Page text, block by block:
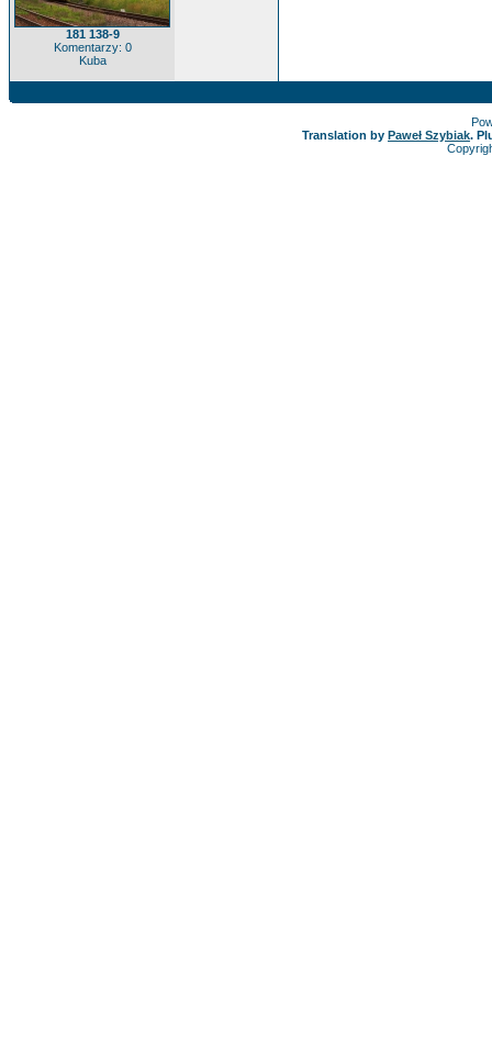
181 138-9
Komentarzy: 0
Kuba
Translation by Paweł Szybiak.